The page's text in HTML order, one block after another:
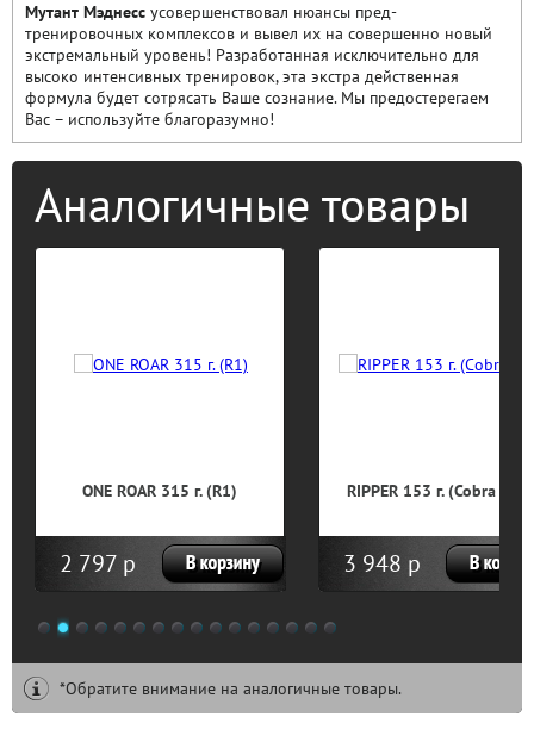
Мутант Мэднесс усовершенствовал нюансы пред-
тренировочных комплексов и вывел их на совершенно новый
экстремальный уровень! Разработанная исключительно для
высоко интенсивных тренировок, эта экстра действенная
формула будет сотрясать Ваше сознание. Мы предостерегаем
Вас – используйте благоразумно!
Аналогичные товары
ONE ROAR 315 г. (R1)
2 797 р
RIPPER 153 г. (Cobra
3 948 р
1 2 3 4 5 6 7 8 9 10 11 12 13 14 15
*Обратите внимание на аналогичные товары.